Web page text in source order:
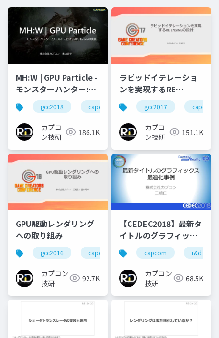
MH:W | GPU Particle -
モンスターハンター:ワ
ールドにおけるGPU
Particleの実装
gcc2018 capcom r&d カプコン
カプコ
ン技研
186.1K
ラピッドイテレーショ
ンを実現するRE
ENGINEの設計
gcc2017 capcom
カプコ
ン技研
151.1K
GPU駆動レンダリング
への取り組み
gcc2016 capcom re engine r&d
カプコン
技研
92.7K
【CEDEC2018】最新タ
イトルのグラフィック
ス最適化事例
capcom r&d
カプコン
技研
68.5K